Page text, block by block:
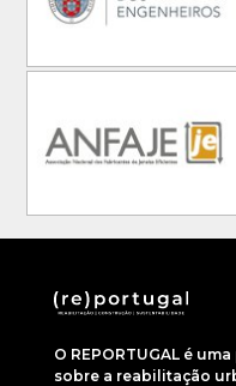
O REPORTUGAL é
sobre a reabilitação